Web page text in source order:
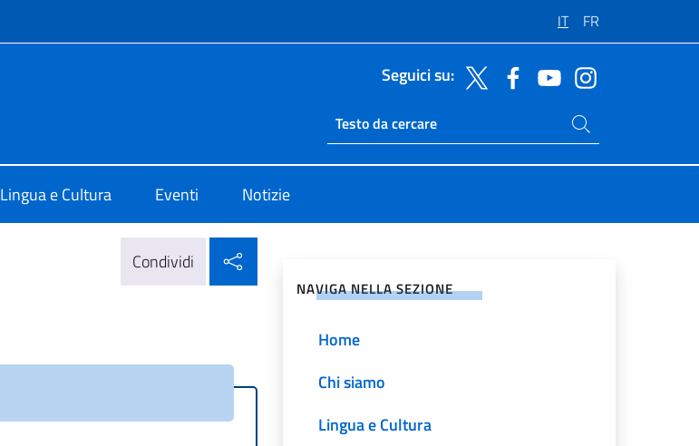
IT FR
Seguici su:
Ricerca sito live
Cerca nel sito
Lingua e Cultura Eventi Notizie
Condividi
NAVIGA NELLA SEZIONE
Home
Chi siamo
Lingua e Cultura